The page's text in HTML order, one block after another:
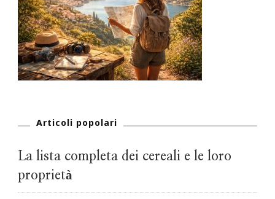
Articoli popolari
La lista completa dei cereali e le loro
proprietà